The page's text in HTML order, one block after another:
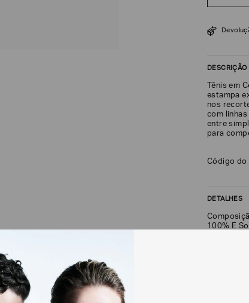
DESCRIÇÃO
Tênis em
estampa
nos
com
entre
para
Código do
DETALHES
100% E